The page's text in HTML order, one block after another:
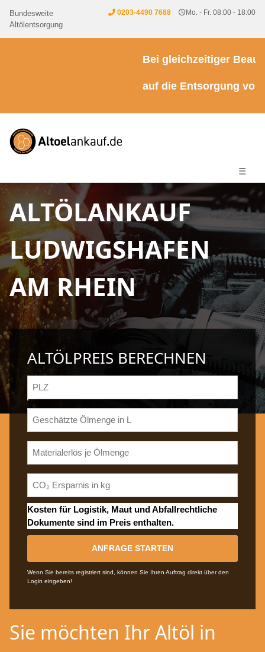
Bundesweite
Altölentsorgung
0203-4490 7688 Mo. - Fr. 08:00 - 18:00
Bei gleichzeitiger
auf die Entsorgung von
☰
ALTÖLANKAUF
LUDWIGSHAFEN
AM RHEIN
ALTÖLPREIS BERECHNEN
Kosten für Logistik, Maut und Abfallrechtliche
Dokumente sind im Preis enthalten.
ANFRAGE STARTEN
Wenn Sie bereits registriert sind, können Sie Ihren Auftrag direkt über den
Login eingeben!
Sie möchten Ihr Altöl in